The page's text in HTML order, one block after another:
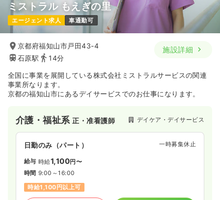
ミストラル もえぎの里
エージェント求人 車通勤可
京都府福知山市戸田43-4
石原駅
14分
施設詳細
全国に事業を展開している株式会社ミストラルサービスの関連
事業所なります。
京都の福知山市にあるデイサービスでのお仕事になります。
介護・福祉系正・准看護師 デイケア・デイサービス
日勤のみ（パート） 一時募集休止
給与 時給1,100円〜
時間 9:00～16:00
時給1,100円以上可